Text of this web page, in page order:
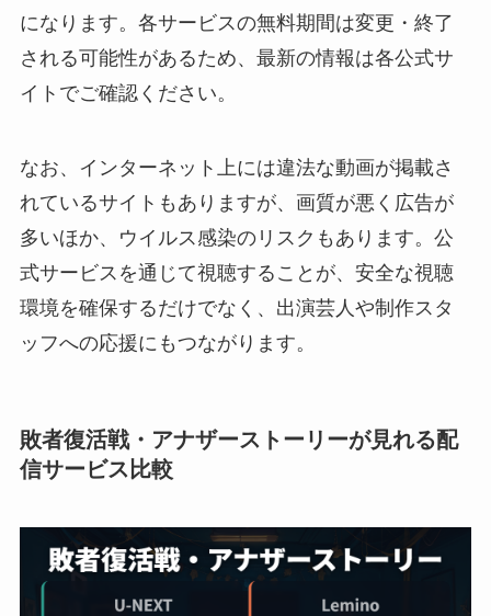
になります。各サービスの無料期間は変更・終了
される可能性があるため、最新の情報は各公式サ
イトでご確認ください。
なお、インターネット上には違法な動画が掲載さ
れているサイトもありますが、画質が悪く広告が
多いほか、ウイルス感染のリスクもあります。公
式サービスを通じて視聴することが、安全な視聴
環境を確保するだけでなく、出演芸人や制作スタ
ッフへの応援にもつながります。
敗者復活戦・アナザーストーリーが見れる配
信サービス比較